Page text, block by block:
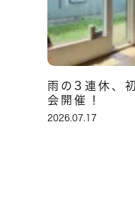
雨の3連休、
会開催！
2026.07.17